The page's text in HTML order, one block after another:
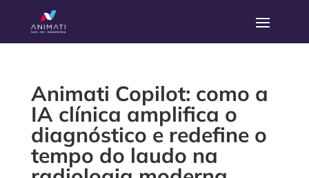
Animati Copilot: como a
IA clínica amplifica o
diagnóstico e redefine o
tempo do laudo na